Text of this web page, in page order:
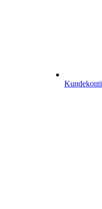
Kundekonti